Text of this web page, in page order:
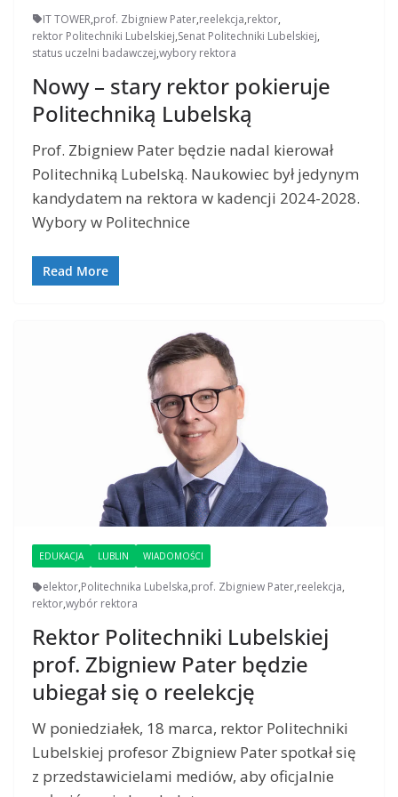
IT TOWER,prof. Zbigniew Pater,reelekcja,rektor,
rektor Politechniki Lubelskiej,Senat Politechniki Lubelskiej,
status uczelni badawczej,wybory rektora
Nowy – stary rektor pokieruje
Politechniką Lubelską
Prof. Zbigniew Pater będzie nadal kierował
Politechniką Lubelską. Naukowiec był jedynym
kandydatem na rektora w kadencji 2024-2028.
Wybory w Politechnice
Read More
EDUKACJA LUBLIN WIADOMOŚCI
elektor,Politechnika Lubelska,prof. Zbigniew Pater,reelekcja,
rektor,wybór rektora
Rektor Politechniki Lubelskiej
prof. Zbigniew Pater będzie
ubiegał się o reelekcję
W poniedziałek, 18 marca, rektor Politechniki
Lubelskiej profesor Zbigniew Pater spotkał się
z przedstawicielami mediów, aby oficjalnie